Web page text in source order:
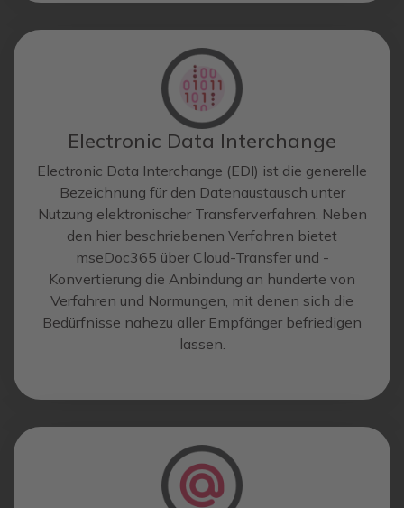
Electronic Data Interchange
Electronic Data Interchange (EDI) ist die generelle
Bezeichnung für den Datenaustausch unter
Nutzung elektronischer Transferverfahren. Neben
den hier beschriebenen Verfahren bietet
mseDoc365 über Cloud-Transfer und -
Konvertierung die Anbindung an hunderte von
Verfahren und Normungen, mit denen sich die
Bedürfnisse nahezu aller Empfänger befriedigen
lassen.